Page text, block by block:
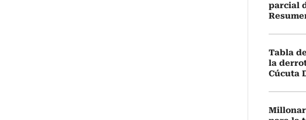
parcial
Tabla
la
Cúcuta